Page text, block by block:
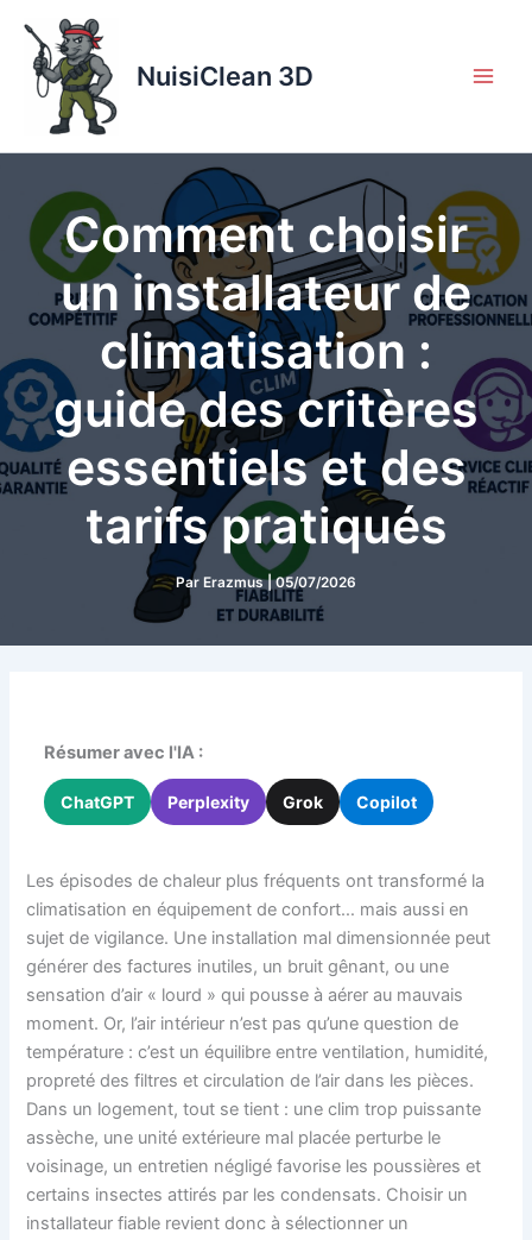
contenu
NuisiClean 3D
Comment choisir
un installateur de
climatisation :
guide des critères
essentiels et des
tarifs pratiqués
Par Erazmus|05/07/2026
Résumer avec l'IA :
ChatGPT Perplexity Grok Copilot
Les épisodes de chaleur plus fréquents ont transformé la
climatisation en équipement de confort… mais aussi en
sujet de vigilance. Une installation mal dimensionnée peut
générer des factures inutiles, un bruit gênant, ou une
sensation d’air « lourd » qui pousse à aérer au mauvais
moment. Or, l’air intérieur n’est pas qu’une question de
température : c’est un équilibre entre ventilation, humidité,
propreté des filtres et circulation de l’air dans les pièces.
Dans un logement, tout se tient : une clim trop puissante
assèche, une unité extérieure mal placée perturbe le
voisinage, un entretien négligé favorise les poussières et
certains insectes attirés par les condensats. Choisir un
installateur fiable revient donc à sélectionner un